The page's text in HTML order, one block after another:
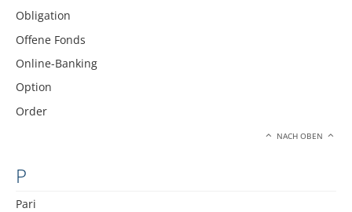
Obligation
Offene Fonds
Online-Banking
Option
Order
NACH OBEN
P
Pari